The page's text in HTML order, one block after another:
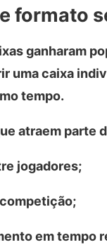
formato
ganharam
uma caixa
tempo.
atraem parte
jogadores;
em tempo